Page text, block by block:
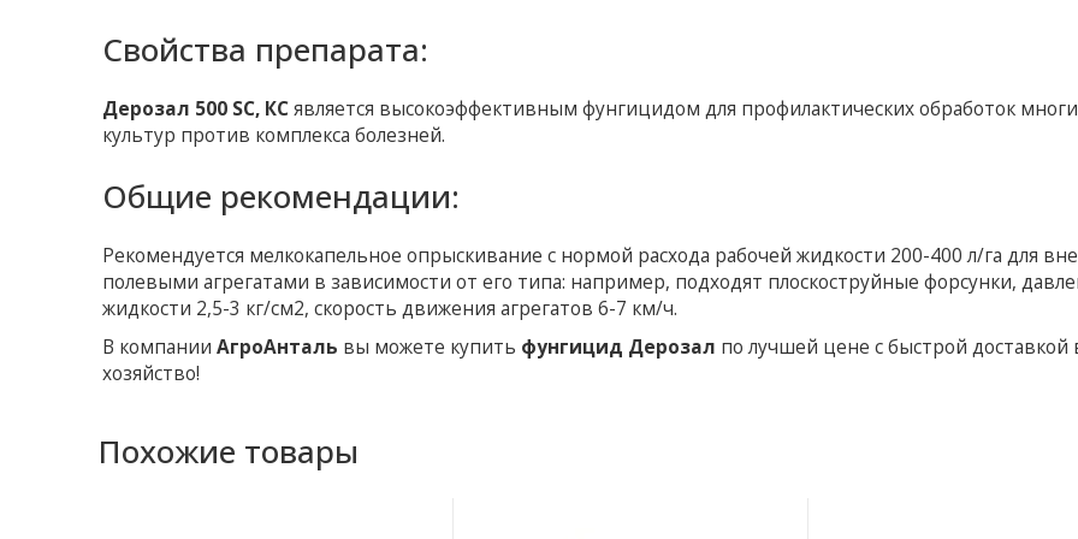
Свойства препарата:
Дерозал 500 SC, КСявляется высокоэффективным фунгицидом для профилактических обработок
культур против комплекса болезней.
Общие рекомендации:
Рекомендуется мелкокапельное опрыскивание с нормой расхода рабочей жидкости 200-400 л/га для
полевыми агрегатами в зависимости от его типа: например, подходят плоскоструйные форсунки,
жидкости 2,5-3 кг/см2, скорость движения агрегатов 6-7 км/ч.
В компанииАгроАнталь вы можете купить фунгицид Дерозал по лучшей цене с быстрой доставкой
хозяйство!
Похожие товары